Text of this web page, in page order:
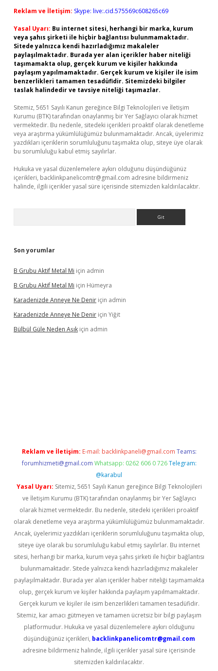
Reklam ve İletişim: Skype: live:.cid.575569c608265c69
Yasal Uyarı: Bu internet sitesi, herhangi bir marka, kurum
veya şahıs şirketi ile hiçbir bağlantısı bulunmamaktadır.
Sitede yalnızca kendi hazırladığımız makaleler
paylaşılmaktadır. Burada yer alan içerikler haber niteliği
taşımamakta olup, gerçek kurum ve kişiler hakkında
paylaşım yapılmamaktadır. Gerçek kurum ve kişiler ile isim
benzerlikleri tamamen tesadüfidir. Sitemizdeki bilgiler
taslak halindedir ve tavsiye niteliği taşımazlar.
Sitemiz, 5651 Sayılı Kanun gereğince Bilgi Teknolojileri ve İletişim
Kurumu (BTK) tarafından onaylanmış bir Yer Sağlayıcı olarak hizmet
vermektedir. Bu nedenle, sitedeki içerikleri proaktif olarak denetleme
veya araştırma yükümlülüğümüz bulunmamaktadır. Ancak, üyelerimiz
yazdıkları içeriklerin sorumluluğunu taşımakta olup, siteye üye olarak
bu sorumluluğu kabul etmiş sayılırlar.
Hukuka ve yasal düzenlemelere aykırı olduğunu düşündüğünüz
içerikleri, backlinkpanelicomtr@gmail.com adresine bildirmeniz
halinde, ilgili içerikler yasal süre içerisinde sitemizden kaldırılacaktır.
Son yorumlar
B Grubu Aktif Metal Mi için admin
B Grubu Aktif Metal Mi için Hümeyra
Karadenizde Anneye Ne Denir için admin
Karadenizde Anneye Ne Denir için Yiğit
Bülbül Güle Neden Aşık için admin
Reklam ve İletişim: E-mail: backlinkpaneli@gmail.com Teams:
forumhizmeti@gmail.com Whatsapp: 0262 606 0 726 Telegram:
@karabul
Yasal Uyarı: Sitemiz, 5651 Sayılı Kanun gereğince Bilgi Teknolojileri
ve İletişim Kurumu (BTK) tarafından onaylanmış bir Yer Sağlayıcı
olarak hizmet vermektedir. Bu nedenle, sitedeki içerikleri proaktif
olarak denetleme veya araştırma yükümlülüğümüz bulunmamaktadır.
Ancak, üyelerimiz yazdıkları içeriklerin sorumluluğunu taşımakta olup,
siteye üye olarak bu sorumluluğu kabul etmiş sayılırlar. Bu internet
sitesi, herhangi bir marka, kurum veya şahıs şirketi ile hiçbir bağlantısı
bulunmamaktadır. Sitede yalnızca kendi hazırladığımız makaleler
paylaşılmaktadır. Burada yer alan içerikler haber niteliği taşımamakta
olup, gerçek kurum ve kişiler hakkında paylaşım yapılmamaktadır.
Gerçek kurum ve kişiler ile isim benzerlikleri tamamen tesadüfidir.
Sitemiz, kar amacı gütmeyen ve tamamen ücretsiz bir bilgi paylaşım
platformudur. Hukuka ve yasal düzenlemelere aykırı olduğunu
düşündüğünüz içerikleri, backlinkpanelicomtr@gmail.com
adresine bildirmeniz halinde, ilgili içerikler yasal süre içerisinde
sitemizden kaldırılacaktır.